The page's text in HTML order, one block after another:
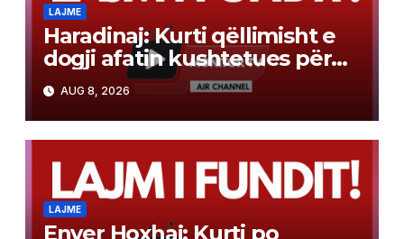
LAJME
Haradinaj: Kurti qëllimisht e
dogji afatin kushtetues për
konstituimin e Kuvendit
AUG 8, 2026
LAJME
Enver Hoxhaj: Kurti po